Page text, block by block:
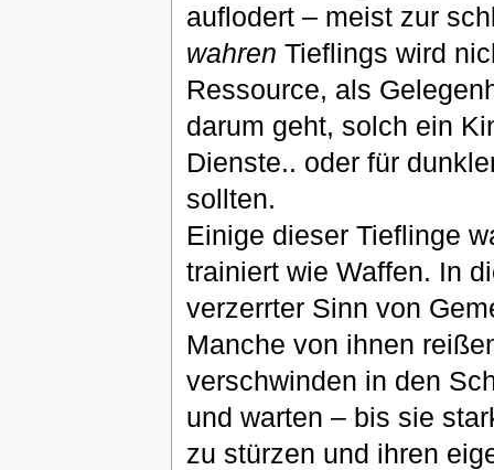
auflodert – meist zur
wahren Tieflings wird
Ressource, als
darum geht, solch ein
Dienste.. oder für
sollten.
Einige dieser Tieflinge
trainiert wie Waffen. In
verzerrter Sinn von
Manche von ihnen
verschwinden in den
und warten – bis sie
zu stürzen und ihren